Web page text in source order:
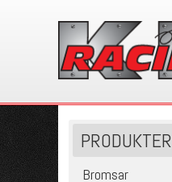
PRODUKTER
Bromsar